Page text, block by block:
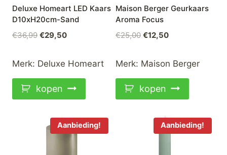
Deluxe Homeart LED Kaars
D10xH20cm-Sand
€36,99 Oorspronkelijke
was:
€29,50Huidige
is:
Merk: Deluxe Homeart
kopen
Maison Berger Geurkaars
Aroma Focus
€25,00 Oorspronkelijke
was:
€12,50Huidige
is:
€12,50.
Merk: Maison Berger
kopen
Aanbieding! Aanbieding!